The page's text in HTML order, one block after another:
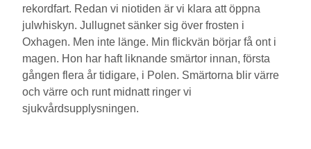
rekordfart. Redan vi niotiden är vi klara att öppna
julwhiskyn. Jullugnet sänker sig över frosten i
Oxhagen. Men inte länge. Min flickvän börjar få ont i
magen. Hon har haft liknande smärtor innan, första
gången flera år tidigare, i Polen. Smärtorna blir värre
och värre och runt midnatt ringer vi
sjukvårdsupplysningen.